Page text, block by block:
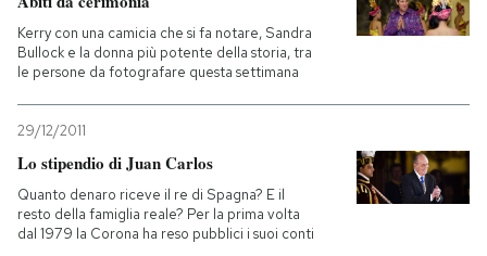
CALENDARIO
Entra
Kerry con una camicia che si fa notare, Sandra
Bullock e la donna più potente della storia, tra
le persone da fotografare questa settimana
29/12/2011
Lo stipendio di Juan Carlos
Quanto denaro riceve il re di Spagna? E il
resto della famiglia reale? Per la prima volta
dal 1979 la Corona ha reso pubblici i suoi conti